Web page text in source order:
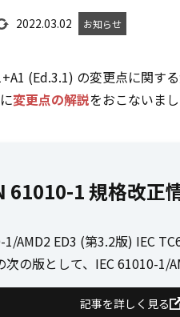
2022.03.02 お知らせ
(Ed.3.1) の変更点に関す
変更点の解説をおこないまし
61010-1 規格改正
1/AMD2 ED3 (第3.2版) IEC
次の版として、IEC 61010-1/
記事を詳しく見る